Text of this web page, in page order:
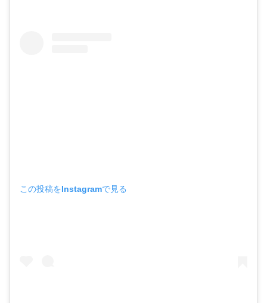
この投稿をInstagramで見る